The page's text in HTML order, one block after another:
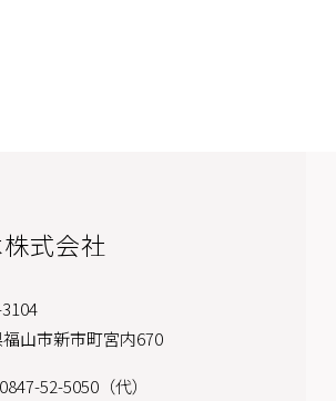
式会社
山市新市町宮内670
52-5050（代）